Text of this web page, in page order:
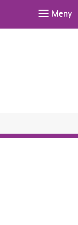
Meny